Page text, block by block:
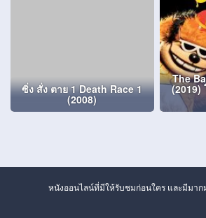
ซิ่ง สั่ง ตาย 1 Death Race 1
(2008)
The
(2019)
หนังออนไลน์ที่มีให้รับชมก่อนใคร และมีมาก